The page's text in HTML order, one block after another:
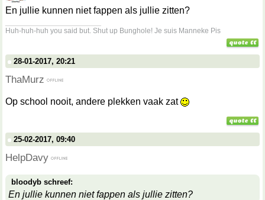
En jullie kunnen niet fappen als jullie zitten?
Huh-huh-huh you said but. Shut up Bunghole! Je suis Manneke Pis
28-01-2017, 20:21
ThaMurz
Op school nooit, andere plekken vaak zat
25-02-2017, 09:40
HelpDavy
bloodyb schreef:
En jullie kunnen niet fappen als jullie zitten?